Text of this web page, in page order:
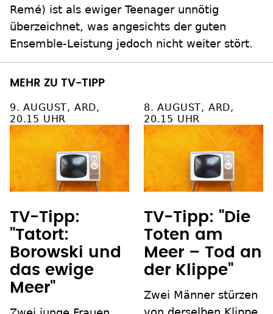
Remé) ist als ewiger Teenager unnötig
überzeichnet, was angesichts der guten
Ensemble-Leistung jedoch nicht weiter stört.
MEHR ZU TV-TIPP
9. AUGUST, ARD,
20.15 UHR
TV-Tipp:
"Tatort:
Borowski und
das ewige
Meer"
8. AUGUST, ARD,
20.15 UHR
TV-Tipp: "Die
Toten am
Meer – Tod an
der Klippe"
Zwei Männer stürzen